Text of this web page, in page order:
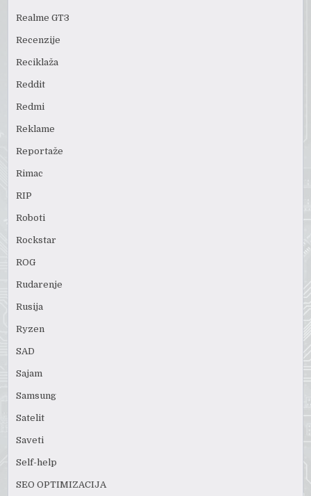
Realme GT3
Recenzije
Reciklaža
Reddit
Redmi
Reklame
Reportaže
Rimac
RIP
Roboti
Rockstar
ROG
Rudarenje
Rusija
Ryzen
SAD
Sajam
Samsung
Satelit
Saveti
Self-help
SEO OPTIMIZACIJA